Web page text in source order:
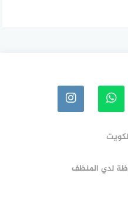
لدي المنظف